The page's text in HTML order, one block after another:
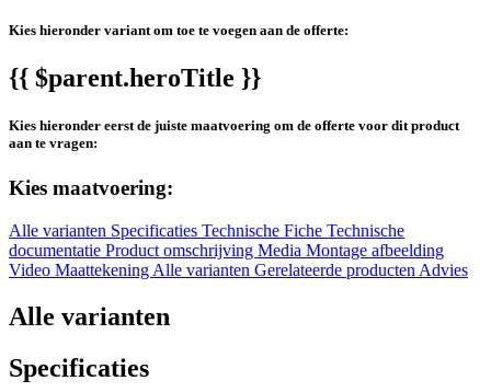
Kies hieronder variant om toe te voegen aan de offerte:
{{ $parent.heroTitle }}
Kies hieronder eerst de juiste maatvoering om de offerte voor dit product
aan te vragen:
Kies maatvoering:
Alle varianten Specificaties Technische Fiche Technische
documentatie Product omschrijving Media Montage afbeelding
Video Maattekening Alle varianten Gerelateerde producten Advies
Alle varianten
Specificaties